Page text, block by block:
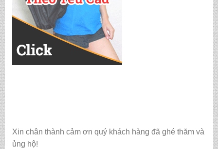
Xin chân thành cảm ơn quý khách hàng đã ghé thăm và
ủng hộ!